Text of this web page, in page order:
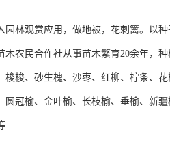
园林观赏应用，做地被，花刺篱。以种
木农民合作社从事苗木繁育20余年，种
梭梭、砂生槐、沙枣、红柳、柠条、
圆冠榆、金叶榆、长枝榆、垂榆、新